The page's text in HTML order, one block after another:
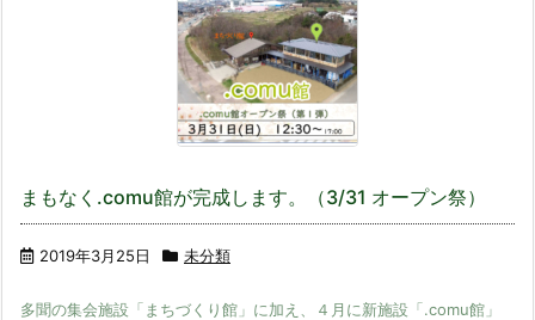
まもなく.comu館が完成します。（3/31 オープン祭）
2019年3月25日 未分類
多聞の集会施設「まちづくり館」に加え、４月に新施設「.comu館」